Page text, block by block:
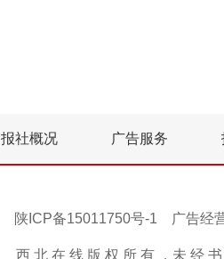
报社概况 广告服务
陕ICP备15011750号-1 广告经
西 北 在 线 版 权 所 有 ，未 经